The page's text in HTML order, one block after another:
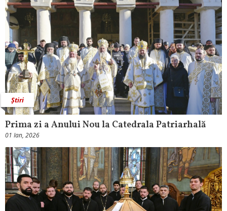
Știri
Prima zi a Anului Nou la Catedrala Patriarhală
01 Ian, 2026